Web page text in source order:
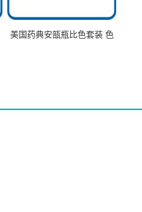
美国药典安瓿瓶比色套装 色